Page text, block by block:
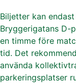
Biljetter kan
Bryggerigatans D-
en timme före
tid. Det
använda
parkeringsplatser